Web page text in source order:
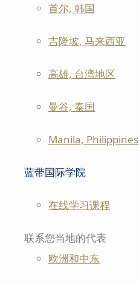
首尔, 韩国
吉隆坡, 马来西亚
高雄, 台湾地区
曼谷, 泰国
Manila, Philippines
蓝带国际学院
在线学习课程
联系您当地的代表
欧洲和中东